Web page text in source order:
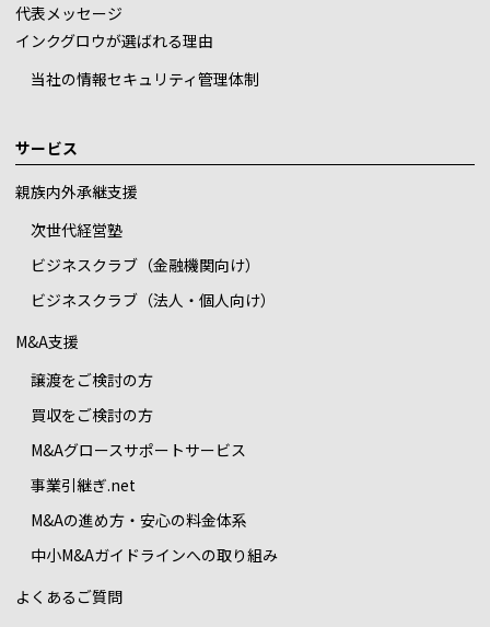
代表メッセージ
インクグロウが選ばれる理由
当社の情報セキュリティ管理体制
サービス
親族内外承継支援
次世代経営塾
ビジネスクラブ（金融機関向け）
ビジネスクラブ（法人・個人向け）
M&A支援
譲渡をご検討の方
買収をご検討の方
M&Aグロースサポートサービス
事業引継ぎ.net
M&Aの進め方・安心の料金体系
中小M&Aガイドラインへの取り組み
よくあるご質問